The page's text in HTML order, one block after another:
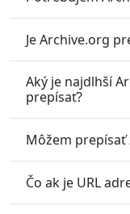
Je Archive.org
Aký je najdlhší
prepísať?
Môžem prepísať
Čo ak je URL